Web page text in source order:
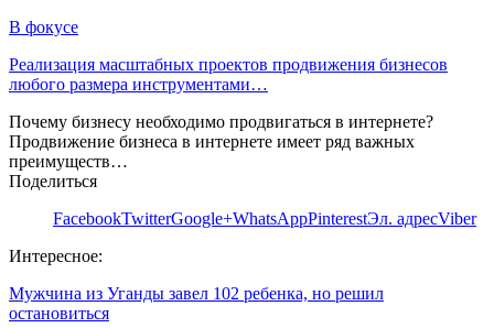
В фокусе
Реализация масштабных проектов продвижения бизнесов
любого размера инструментами…
Почему бизнесу необходимо продвигаться в интернете?
Продвижение бизнеса в интернете имеет ряд важных
преимуществ…
Поделиться
FacebookTwitterGoogle+WhatsAppPinterestЭл. адресViber
Интересное:
Мужчина из Уганды завел 102 ребенка, но решил
остановиться